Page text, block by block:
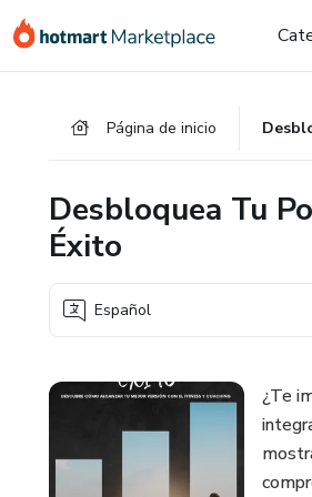
Página de inicio
Desbloquea Tu
Éxito
Español
¿Te